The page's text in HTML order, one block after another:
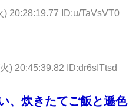
) 20:28:19.77 ID:u/TaVsVT0
) 20:45:39.82 ID:dr6sITtsd
、炊きたてご飯と遜色